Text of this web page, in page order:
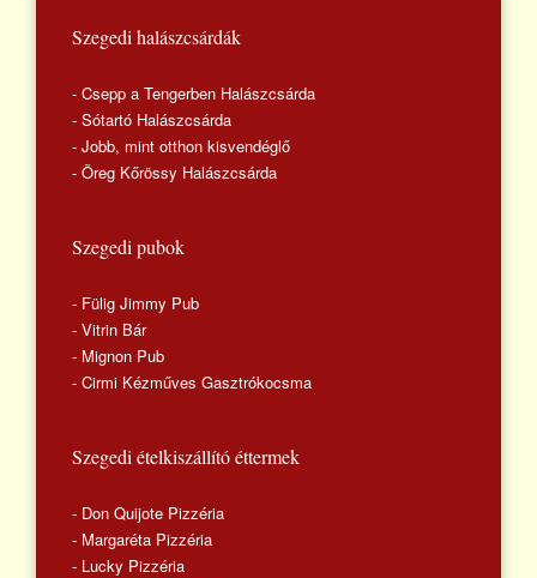
Szegedi halászcsárdák
- Csepp a Tengerben Halászcsárda
- Sótartó Halászcsárda
- Jobb, mint otthon kisvendéglő
- Öreg Kőrössy Halászcsárda
Szegedi pubok
- Fülig Jimmy Pub
- Vitrin Bár
- Mignon Pub
- Cirmi Kézműves Gasztrókocsma
Szegedi ételkiszállító éttermek
- Don Quijote Pizzéria
- Margaréta Pizzéria
- Lucky Pizzéria